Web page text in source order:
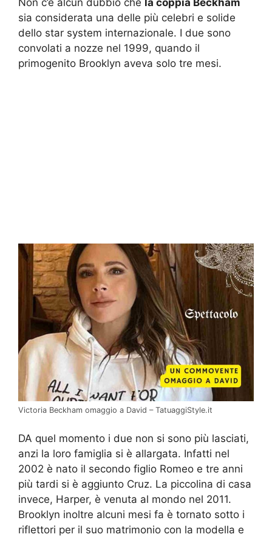
sia considerata una delle più celebri e solide
dello star system internazionale. I due sono
convolati a nozze nel 1999, quando il
primogenito Brooklyn aveva solo tre mesi.
Victoria Beckham omaggio a David – TatuaggiStyle.it
DA quel momento i due non si sono più lasciati,
anzi la loro famiglia si è allargata. Infatti nel
2002 è nato il secondo figlio Romeo e tre anni
più tardi si è aggiunto Cruz. La piccolina di casa
invece, Harper, è venuta al mondo nel 2011.
Brooklyn inoltre alcuni mesi fa è tornato sotto i
riflettori per il suo matrimonio con la modella e